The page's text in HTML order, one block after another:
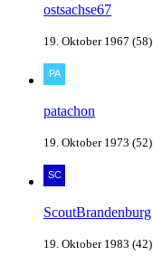
ostsachse67
19. Oktober 1967 (58)
patachon
19. Oktober 1973 (52)
ScoutBrandenburg
19. Oktober 1983 (42)